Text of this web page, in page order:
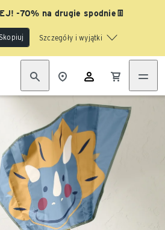
-70% na drugie spodnie👖
Skopiuj Szczegóły i wyjątki